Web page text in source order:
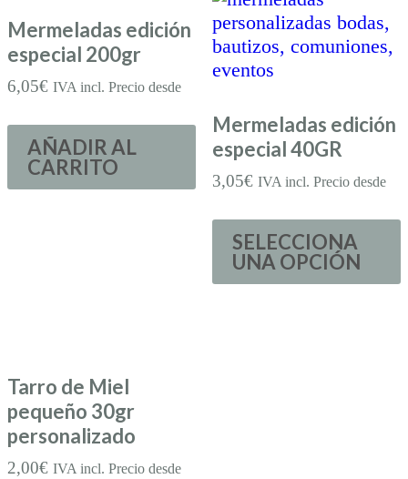
Mermeladas edición
especial 200gr
6,05€ IVA incl. Precio desde
AÑADIR AL
CARRITO
Mermeladas edición
especial 40GR
3,05€ IVA incl. Precio desde
SELECCIONA
UNA OPCIÓN
Tarro de Miel
pequeño 30gr
personalizado
2,00€ IVA incl. Precio desde